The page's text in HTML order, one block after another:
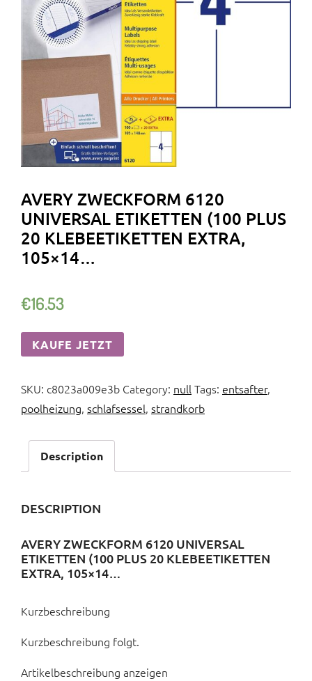
AVERY ZWECKFORM 6120
UNIVERSAL ETIKETTEN (100 PLUS
20 KLEBEETIKETTEN EXTRA,
105×14…
€16.53
KAUFE JETZT
SKU: c8023a009e3b Category: nullTags: entsafter,
poolheizung, schlafsessel, strandkorb
Description
DESCRIPTION
AVERY ZWECKFORM 6120 UNIVERSAL
ETIKETTEN (100 PLUS 20 KLEBEETIKETTEN
EXTRA, 105×14…
Kurzbeschreibung
Kurzbeschreibung folgt.
Artikelbeschreibung anzeigen